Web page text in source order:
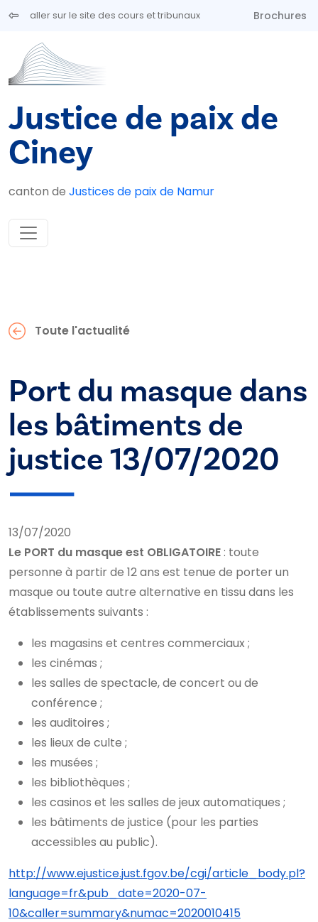
Aller au contenu principal
aller sur le site des cours et tribunaux Brochures
Justice de paix de
Ciney
canton de Justices de paix de Namur
Toute l'actualité
Port du masque dans
les bâtiments de
justice 13/07/2020
13/07/2020
Le PORT du masque est OBLIGATOIRE: toute
personne à partir de 12 ans est tenue de porter un
masque ou toute autre alternative en tissu dans les
établissements suivants :
les magasins et centres commerciaux ;
les cinémas ;
les salles de spectacle, de concert ou de
conférence ;
les auditoires ;
les lieux de culte ;
les musées ;
les bibliothèques ;
les casinos et les salles de jeux automatiques ;
les bâtiments de justice (pour les parties
accessibles au public).
http://www.ejustice.just.fgov.be/cgi/article_body.pl?
language=fr&pub_date=2020-07-
10&caller=summary&numac=2020010415